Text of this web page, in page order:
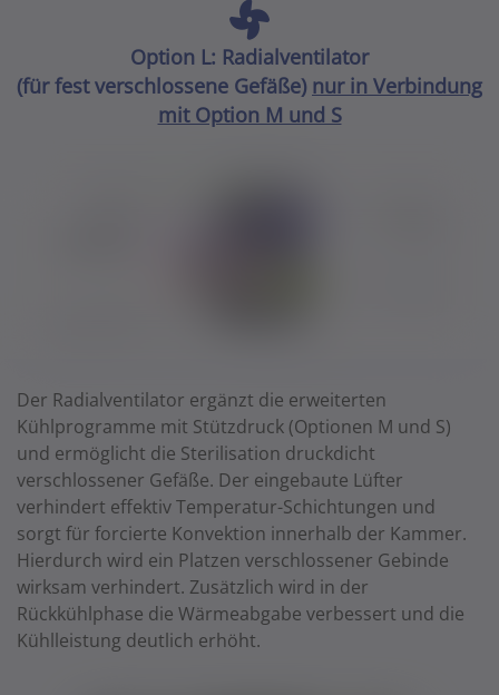
Option L: Radialventilator
(für fest verschlossene Gefäße) nur in Verbindung
mit Option M und S
Der Radialventilator ergänzt die erweiterten
Kühlprogramme mit Stützdruck (Optionen M und S)
und ermöglicht die Sterilisation druckdicht
verschlossener Gefäße. Der eingebaute Lüfter
verhindert effektiv Temperatur-Schichtungen und
sorgt für forcierte Konvektion innerhalb der Kammer.
Hierdurch wird ein Platzen verschlossener Gebinde
wirksam verhindert. Zusätzlich wird in der
Rückkühlphase die Wärmeabgabe verbessert und die
Kühlleistung deutlich erhöht.